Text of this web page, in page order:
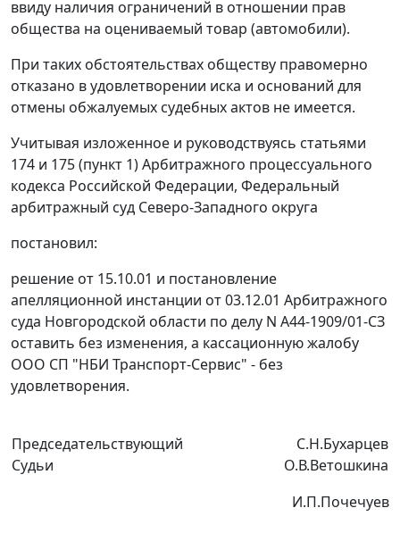
ввиду наличия ограничений в отношении прав
общества на оцениваемый товар (автомобили).
При таких обстоятельствах обществу правомерно
отказано в удовлетворении иска и оснований для
отмены обжалуемых судебных актов не имеется.
Учитывая изложенное и руководствуясь статьями
174 и 175 (пункт 1)Арбитражного процессуального
кодекса Российской Федерации, Федеральный
арбитражный суд Северо-Западного округа
постановил:
решение от 15.10.01 и постановление
апелляционной инстанции от 03.12.01 Арбитражного
суда Новгородской области по делу N А44-1909/01-СЗ
оставить без изменения, а кассационную жалобу
ООО СП "НБИ Транспорт-Сервис" - без
удовлетворения.
Председательствующий
Судьи
С.Н.Бухарцев
О.В.Ветошкина
И.П.Почечуев